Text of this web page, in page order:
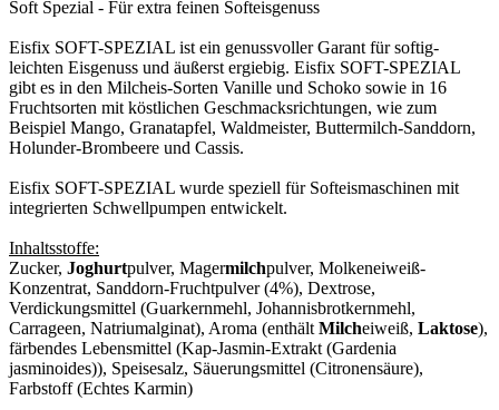
Soft Spezial - Für extra feinen Softeisgenuss
Eisfix SOFT-SPEZIAL ist ein genussvoller Garant für softig-
leichten Eisgenuss und äußerst ergiebig. Eisfix SOFT-SPEZIAL
gibt es in den Milcheis-Sorten Vanille und Schoko sowie in 16
Fruchtsorten mit köstlichen Geschmacksrichtungen, wie zum
Beispiel Mango, Granatapfel, Waldmeister, Buttermilch-Sanddorn,
Holunder-Brombeere und Cassis.
Eisfix SOFT-SPEZIAL wurde speziell für Softeismaschinen mit
integrierten Schwellpumpen entwickelt.
Inhaltsstoffe:
Zucker, Joghurtpulver, Magermilchpulver, Molkeneiweiß-
Konzentrat, Sanddorn-Fruchtpulver (4%), Dextrose,
Verdickungsmittel (Guarkernmehl, Johannisbrotkernmehl,
Carrageen, Natriumalginat), Aroma (enthält Milcheiweiß, Laktose),
färbendes Lebensmittel (Kap-Jasmin-Extrakt (Gardenia
jasminoides)), Speisesalz, Säuerungsmittel (Citronensäure),
Farbstoff (Echtes Karmin)